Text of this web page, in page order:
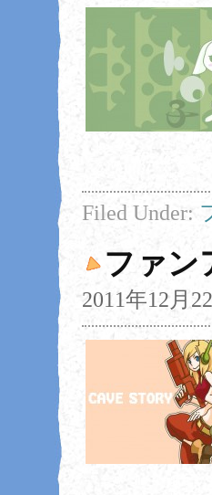
Filed Under:
ファ
2011年12月